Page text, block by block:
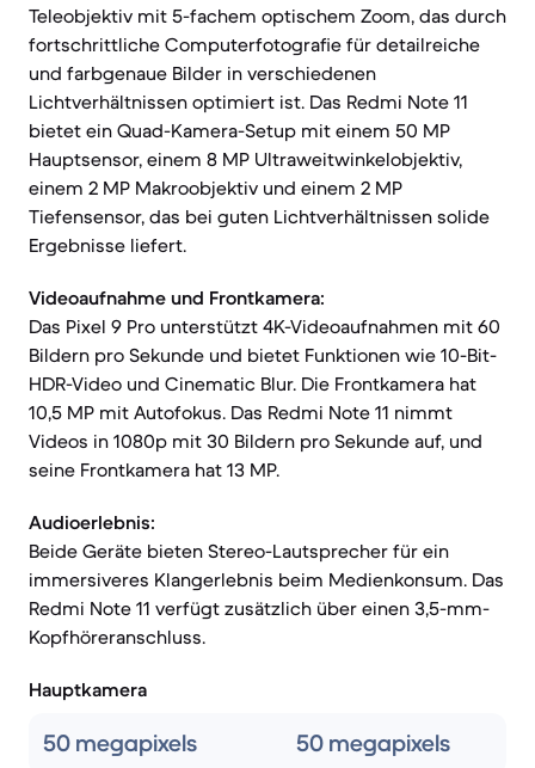
Teleobjektiv mit 5-fachem optischem Zoom, das durch
fortschrittliche Computerfotografie für detailreiche
und farbgenaue Bilder in verschiedenen
Lichtverhältnissen optimiert ist. Das Redmi Note 11
bietet ein Quad-Kamera-Setup mit einem 50 MP
Hauptsensor, einem 8 MP Ultraweitwinkelobjektiv,
einem 2 MP Makroobjektiv und einem 2 MP
Tiefensensor, das bei guten Lichtverhältnissen solide
Ergebnisse liefert.
Videoaufnahme und Frontkamera:
Das Pixel 9 Pro unterstützt 4K-Videoaufnahmen mit 60
Bildern pro Sekunde und bietet Funktionen wie 10-Bit-
HDR-Video und Cinematic Blur. Die Frontkamera hat
10,5 MP mit Autofokus. Das Redmi Note 11 nimmt
Videos in 1080p mit 30 Bildern pro Sekunde auf, und
seine Frontkamera hat 13 MP.
Audioerlebnis:
Beide Geräte bieten Stereo-Lautsprecher für ein
immersiveres Klangerlebnis beim Medienkonsum. Das
Redmi Note 11 verfügt zusätzlich über einen 3,5-mm-
Kopfhöreranschluss.
Hauptkamera
50 megapixels 50 megapixels